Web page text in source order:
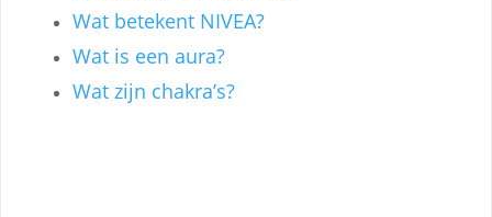
Wat betekent NIVEA?
Wat is een aura?
Wat zijn chakra’s?